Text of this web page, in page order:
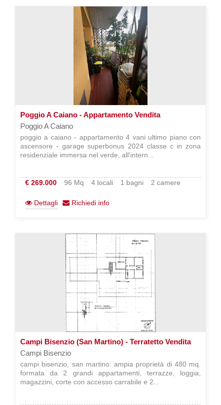
Poggio A Caiano - Appartamento Vendita
Poggio A Caiano
poggio a caiano - appartamento 4 vani ultimo piano con
ascensore - garage superbonus 2024 classe c in zona
residenziale immersa nel verde, all'intern...
€ 269.000 96 Mq 4 locali 1 bagni 2 camere
Dettagli Richiedi info
Campi Bisenzio (San Martino) - Terratetto Vendita
Campi Bisenzio
campi bisenzio, san martino: ampia proprietà di 480 mq.
formata da 2 grandi appartamenti, terrazze, loggia,
magazzini, corte con accesso carrabile e 2...